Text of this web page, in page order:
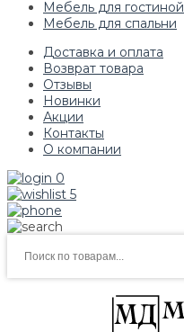
Мебель для гостиной
Мебель для спальни
Доставка и оплата
Возврат товара
Отзывы
Новинки
Акции
Контакты
О компании
0
5
товаров